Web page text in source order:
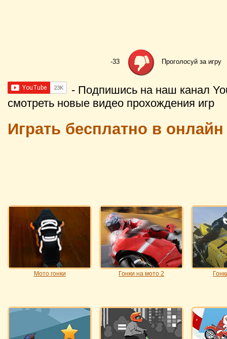
-33 Проголосуй за игру
- Подпишись на наш канал
смотреть новые видео прохождения игр
Играть бесплатно в
Мото гонки Гонки на мото 2